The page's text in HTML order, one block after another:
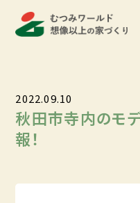
2022.09.10
秋田市寺内のモ
報！